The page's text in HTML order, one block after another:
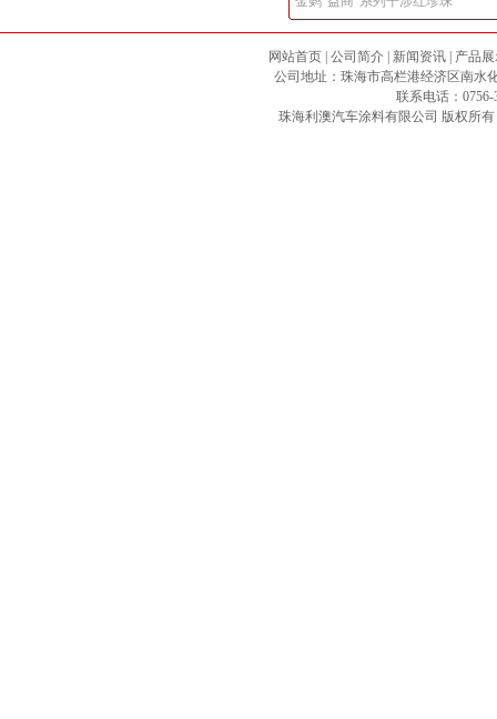
网站首页 公司简介 新闻资讯
产品
公司地址：珠海市高栏港经济区南水
联系电话：0756-
珠海利澳汽车涂料有限公司 版权所有